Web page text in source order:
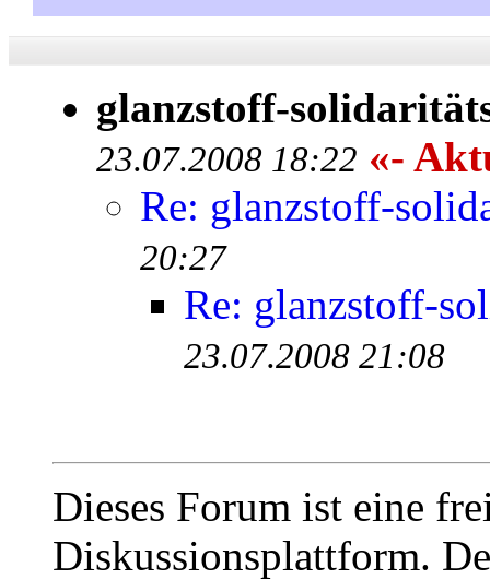
glanzstoff-
23.07.2008 18:22 «-
Re: glanzstoff-
20:27
Re: glanzstoff-
23.07.2008 21:08
Dieses Forum ist eine
Diskussionsplattform.